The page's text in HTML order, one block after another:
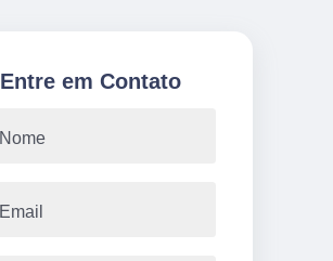
Entre em Contato